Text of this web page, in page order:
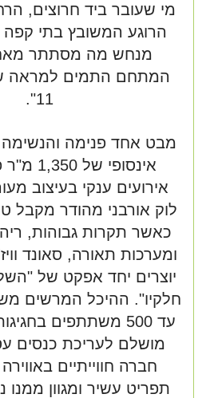
קבוצת וואטסאפ-ספקים עונים LIVE
שירות אישי בקליק
מי שעובר ביד חרוצים,
הרוגע המשובץ בתי
מנחש מה מסתתר
המתחם התמים למראה
11".
מבט אחד פנימה
אירועים ענקי בעיצוב
לוק אורבני מהודר מקבל
כאשר תקרות גבוהות,
ומערכות תאורה, סאונד
יוצרים יחד אפקט של
חלקיו". ההיכל המרשים
עד 500 משתתפים
מושלם לעריכת כנסים
חברה חווייתיים
תפריט עשיר ומגוון ממנו